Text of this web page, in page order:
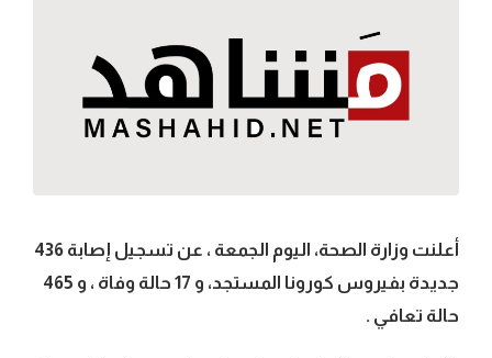
أعلنت وزارة الصحة، اليوم الجمعة ، عن تسجيل إصابة 436
جديدة بفيروس كورونا المستجد، و 17 حالة وفاة ، و 465
حالة تعافي .